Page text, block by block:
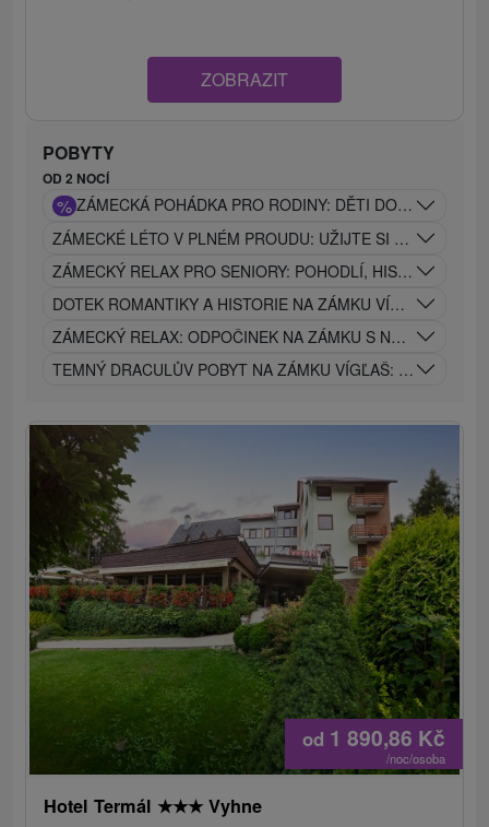
ZOBRAZIT
POBYTY
OD 2 NOCÍ
% ZÁMECKÁ POHÁDKA PRO RODINY: DĚTI DO 12 LET
ZÁMECKÉ LÉTO V PLNÉM PROUDU: UŽIJTE SI VEČERY NA
ZÁMECKÝ RELAX PRO SENIORY: POHODLÍ, HISTORIE A
DOTEK ROMANTIKY A HISTORIE NA ZÁMKU VÍGĽAŠ
ZÁMECKÝ RELAX: ODPOČINEK NA ZÁMKU S NÁDECHEM
TEMNÝ DRACULŮV POBYT NA ZÁMKU VÍGĽAŠ: ZÁŽITEK
od 1 890,86 Kč
/noc/osoba
Hotel Termál ★★★ Vyhne